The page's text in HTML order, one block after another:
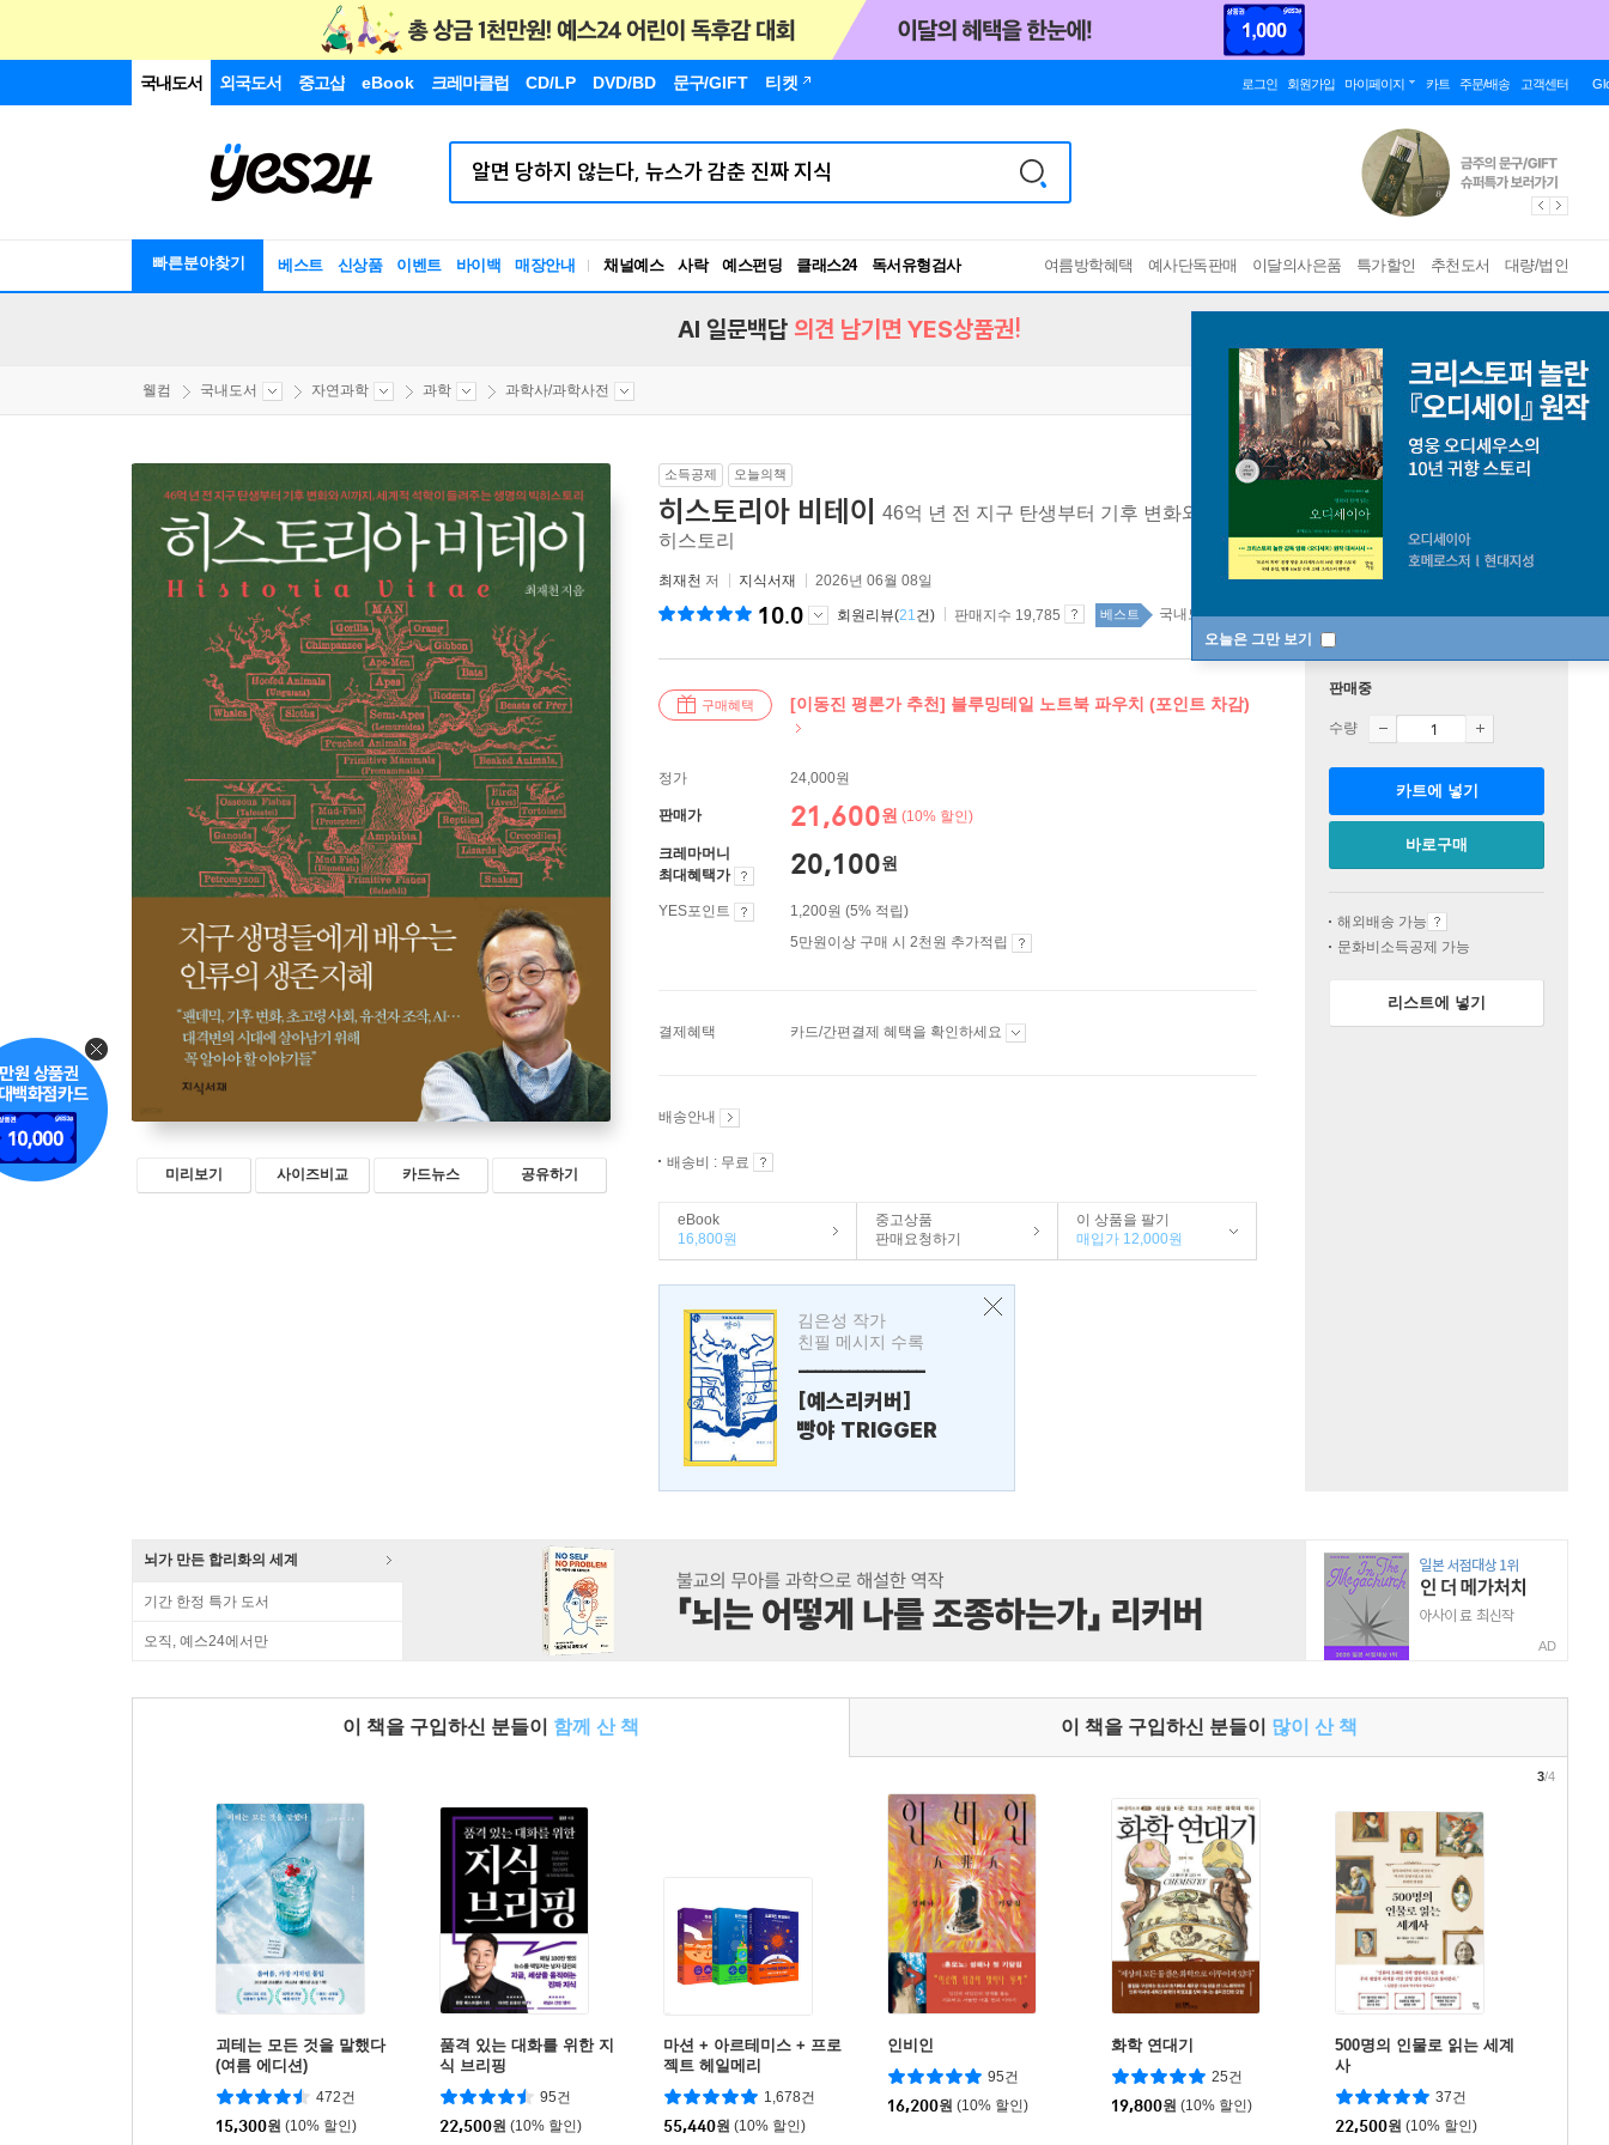
국내도서 외국도서 중고샵 eBook 크레마클럽 CD/LP DVD/BD 문구/GIFT 티켓 로그인 회원가입 마이페이지 카트 주문/배송 고객센터
빠른분야찾기 베스트 신상품 이벤트 바이백 매장안내 채널예스 사락 예스펀딩 클래스24
RBTI Lab
독서유형검사
여름방학혜택 예사단독판매 이달의사은품 특가할인 추천도서 대량/법인
오늘은 그만 보기
AI 일문백답 의견 남기면 YES상품권!
웰컴 국내도서 자연과학 과학 과학사/과학사전
미리보기 사이즈비교 카드뉴스 공유하기
소득공제 오늘의책
히스토리아 비테이 46억 년 전 지구 탄생부터 기후 변화와 AI까지, 세계적 석학이 들려주는 생명의 빅
히스토리
최재천 저 지식서재 2026년 06월 08일
10.0 회원리뷰(21건) 판매지수 19,785 베스트 국내도서 167위 자연과학 top20 7주
구매혜택 [이동진 평론가 추천] 블루밍테일 노트북 파우치 (포인트 차감)
정가 24,000원
판매가 21,600원 (10% 할인)
크레마머니
최대혜택가
20,100원
YES포인트
1,200원 (5% 적립)
5만원이상 구매 시 2천원 추가적립
결제혜택 카드/간편결제 혜택을 확인하세요
배송안내
배송비 : 무료
eBook
16,800원
중고상품
판매요청하기
이 상품을 팔기
매입가 12,000원
김은성 작가
친필 메시지 수록
---------------
[예스리커버]
빵야 TRIGGER
판매중
수량
카트에 넣기
바로구매
해외배송 가능
문화비소득공제 가능
리스트에 넣기
뇌가 만든 합리화의 세계
기간 한정 특가 도서
오직, 예스24에서만 AD
이 책을 구입하신 분들이 함께 산 책 이 책을 구입하신 분들이 많이 산 책
괴테는 모든 것을 말했다
(여름 에디션)
472건
15,300원 (10% 할인)
품격 있는 대화를 위한 지
식 브리핑
95건
22,500원 (10% 할인)
마션 + 아르테미스 + 프로
젝트 헤일메리
1,678건
55,440원 (10% 할인)
인비인
95건
16,200원 (10% 할인)
화학 연대기
25건
19,800원 (10% 할인)
500명의 인물로 읽는 세계
사
37건
22,500원 (10% 할인)
3/4